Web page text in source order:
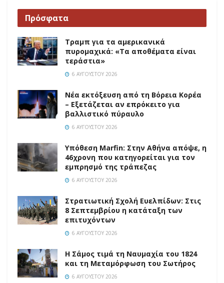
Πρόσφατα
Τραμπ για τα αμερικανικά
πυρομαχικά: «Τα αποθέματα είναι
τεράστια»
6 ΑΥΓΟΎΣΤΟΥ 2026
Νέα εκτόξευση από τη Βόρεια Κορέα
– Εξετάζεται αν επρόκειτο για
βαλλιστικό πύραυλο
6 ΑΥΓΟΎΣΤΟΥ 2026
Υπόθεση Marfin: Στην Αθήνα απόψε, η
46χρονη που κατηγορείται για τον
εμπρησμό της τράπεζας
6 ΑΥΓΟΎΣΤΟΥ 2026
Στρατιωτική Σχολή Ευελπίδων: Στις
8 Σεπτεμβρίου η κατάταξη των
επιτυχόντων
6 ΑΥΓΟΎΣΤΟΥ 2026
Η Σάμος τιμά τη Ναυμαχία του 1824
και τη Μεταμόρφωση του Σωτήρος
6 ΑΥΓΟΎΣΤΟΥ 2026